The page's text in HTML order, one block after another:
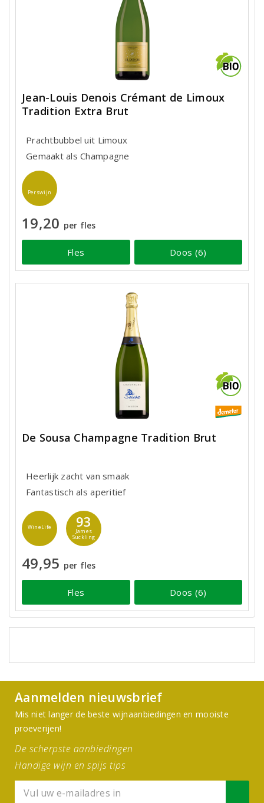
Jean-Louis Denois Crémant de Limoux
Tradition Extra Brut
Prachtbubbel uit Limoux
Gemaakt als Champagne
Perswijn
19,20 per fles
Fles Doos (6)
De Sousa Champagne Tradition Brut
Heerlijk zacht van smaak
Fantastisch als aperitief
WineLife 93
James
Suckling
49,95 per fles
Fles Doos (6)
Aanmelden nieuwsbrief
Mis niet langer de beste wijnaanbiedingen en mooiste
proeverijen!
De scherpste aanbiedingen
Handige wijn en spijs tips